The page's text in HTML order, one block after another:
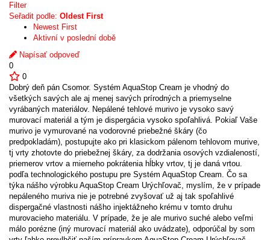
Filter
Seřadit podle: Oldest First
Newest First
Aktivní v poslední době
Napísať odpoveď
0
0
Dobrý deň pán Csomor. Systém AquaStop Cream je vhodný do
všetkých savých ale aj menej savých prírodných a priemyselne
vyrábaných materiálov. Nepálené tehlové murivo je vysoko savý
murovací materiál a tým je dispergácia vysoko spoľahlivá. Pokiaľ Vaše
murivo je vymurované na vodorovné priebežné škáry (čo
predpokladám), postupujte ako pri klasickom pálenom tehlovom murive,
tj vrty zhotovte do priebežnej škáry, za dodržania osových vzdialeností,
priemerov vrtov a mierneho pokrátenia hĺbky vrtov, tj je daná vrtou.
podľa technologického postupu pre Systém AquaStop Cream. Čo sa
týka nášho výrobku AquaStop Cream Urýchľovač, myslím, že v prípade
nepáleného muriva nie je potrebné zvyšovať už aj tak spoľahlivé
dispergačné vlastnosti nášho injektážneho krému v tomto druhu
murovacieho materiálu. V prípade, že je ale murivo suché alebo veľmi
málo porézne (iný murovací materiál ako uvádzate), odporúčal by som